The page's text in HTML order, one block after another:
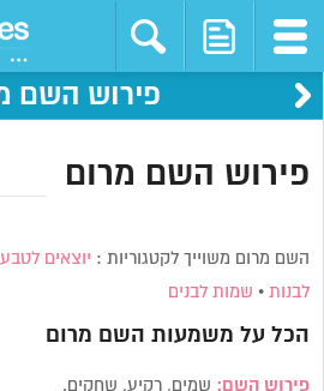
פירוש השם
פירוש השם מרום
השם מרום משוייך לקטגוריות : יוצאים לטבע
לבנות • שמות לבנים
הכל על משמעות השם מרום
פירוש השם: שמים, רקיע, שחקים.